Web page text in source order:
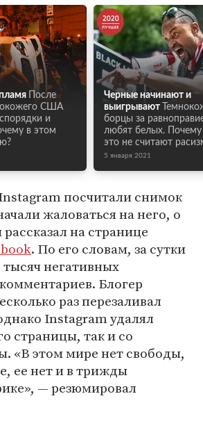
После
США
и
в этом
Черные начинают и
выигрывают
борцы за
любят белых.
это не считают
5 января 2021
посчитали снимок
жаловаться на него, о
на странице
. По его словам, за сутки
тысяч негативных
Блогер
раз перезаливал
Instagram удалял
страницы, так и со
«В этом мире нет свободы,
ее нет и в трижды
— резюмировал